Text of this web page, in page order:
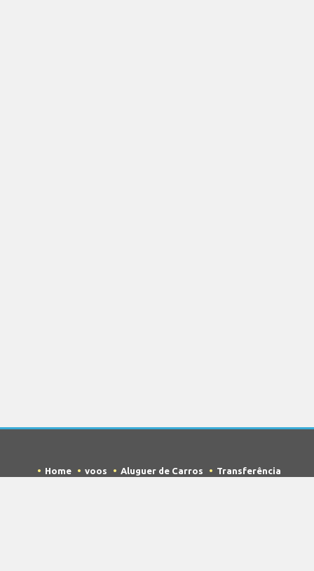
Home voos Aluguer de Carros
Transferência